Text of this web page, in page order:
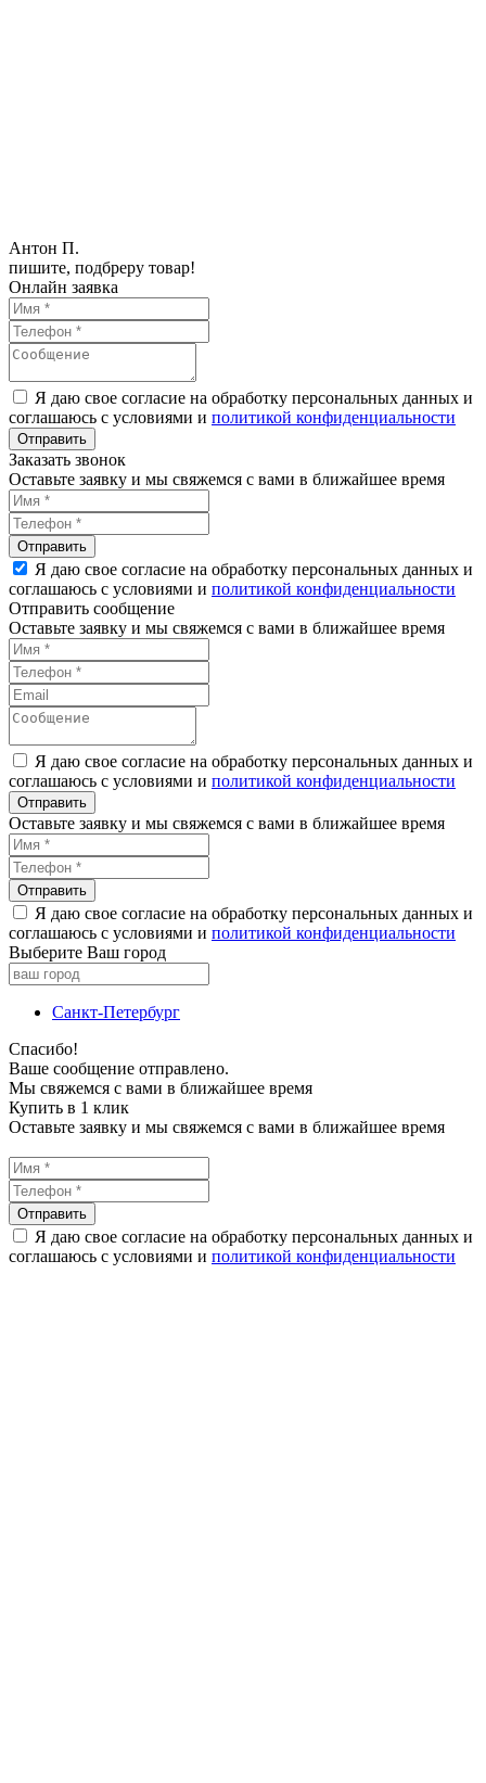
Антон П.
пишите, подбреру товар!
Онлайн заявка
Я даю свое согласие на обработку персональных данных и
соглашаюсь с условиями и политикой конфиденциальности
Заказать звонок
Оставьте заявку и мы свяжемся с вами в ближайшее время
Я даю свое согласие на обработку персональных данных и
соглашаюсь с условиями и политикой конфиденциальности
Отправить сообщение
Оставьте заявку и мы свяжемся с вами в ближайшее время
Я даю свое согласие на обработку персональных данных и
соглашаюсь с условиями и политикой конфиденциальности
Оставьте заявку и мы свяжемся с вами в ближайшее время
Я даю свое согласие на обработку персональных данных и
соглашаюсь с условиями и политикой конфиденциальности
Выберите Ваш город
Санкт-Петербург
Спасибо!
Ваше сообщение отправлено.
Мы свяжемся с вами в ближайшее время
Купить в 1 клик
Оставьте заявку и мы свяжемся с вами в ближайшее время
Я даю свое согласие на обработку персональных данных и
соглашаюсь с условиями и политикой конфиденциальности